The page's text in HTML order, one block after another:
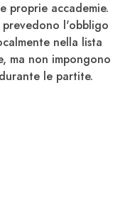
proprie accademie.
prevedono l'obbligo
nella lista
ma non impongono
le partite.